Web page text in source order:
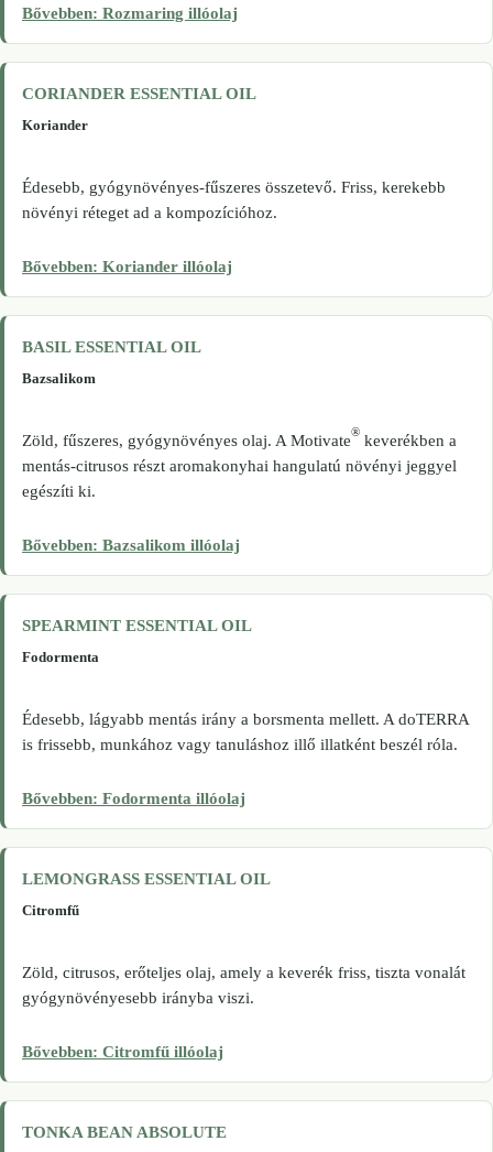
Bővebben: Rozmaring illóolaj
CORIANDER ESSENTIAL OIL
Koriander
Édesebb, gyógynövényes-fűszeres összetevő. Friss, kerekebb
növényi réteget ad a kompozícióhoz.
Bővebben: Koriander illóolaj
BASIL ESSENTIAL OIL
Bazsalikom
Zöld, fűszeres, gyógynövényes olaj. A Motivate® keverékben a
mentás-citrusos részt aromakonyhai hangulatú növényi jeggyel
egészíti ki.
Bővebben: Bazsalikom illóolaj
SPEARMINT ESSENTIAL OIL
Fodormenta
Édesebb, lágyabb mentás irány a borsmenta mellett. A doTERRA
is frissebb, munkához vagy tanuláshoz illő illatként beszél róla.
Bővebben: Fodormenta illóolaj
LEMONGRASS ESSENTIAL OIL
Citromfű
Zöld, citrusos, erőteljes olaj, amely a keverék friss, tiszta vonalát
gyógynövényesebb irányba viszi.
Bővebben: Citromfű illóolaj
TONKA BEAN ABSOLUTE